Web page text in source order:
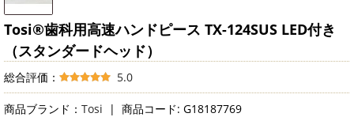
Tosi®歯科用高速ハンドピース TX-124SUS LED付き
（スタンダードヘッド）
総合評価： 5.0
商品ブランド： Tosi | 商品コード: G18187769